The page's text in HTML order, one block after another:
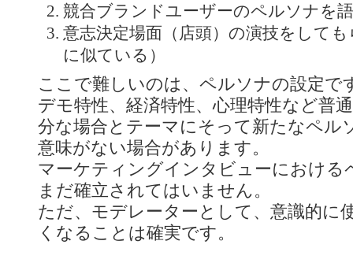
競合ブランドユーザーのペルソナを
意志決定場面（店頭）の演技をして
に似ている）
ここで難しいのは、ペルソナの設定で
デモ特性、経済特性、心理特性など普
分な場合とテーマにそって新たなペル
意味がない場合があります。
マーケティングインタビューにおける
まだ確立されてはいません。
ただ、モデレーターとして、意識的に
くなることは確実です。